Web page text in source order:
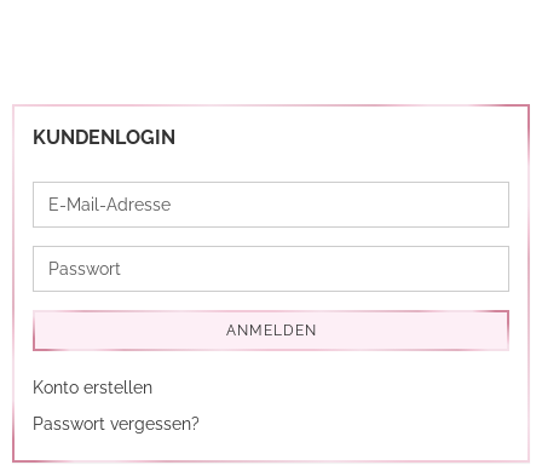
KUNDENLOGIN
E-
Mail-
Adresse
Passwort
ANMELDEN
Konto erstellen
Passwort vergessen?